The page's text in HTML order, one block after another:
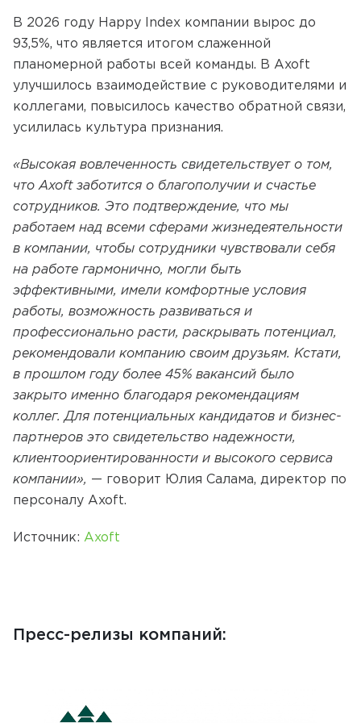
В 2026 году Happy Index компании вырос до
93,5%, что является итогом слаженной
планомерной работы всей команды. В Axoft
улучшилось взаимодействие с руководителями и
коллегами, повысилось качество обратной связи,
усилилась культура признания.
«Высокая вовлеченность свидетельствует о том,
что Axoft заботится о благополучии и счастье
сотрудников. Это подтверждение, что мы
работаем над всеми сферами жизнедеятельности
в компании, чтобы сотрудники чувствовали себя
на работе гармонично, могли быть
эффективными, имели комфортные условия
работы, возможность развиваться и
профессионально расти, раскрывать потенциал,
рекомендовали компанию своим друзьям. Кстати,
в прошлом году более 45% вакансий было
закрыто именно благодаря рекомендациям
коллег. Для потенциальных кандидатов и бизнес-
партнеров это свидетельство надежности,
клиентоориентированности и высокого сервиса
компании», — говорит Юлия Салама, директор по
персоналу Axoft.
Источник: Axoft
Пресс-релизы компаний: